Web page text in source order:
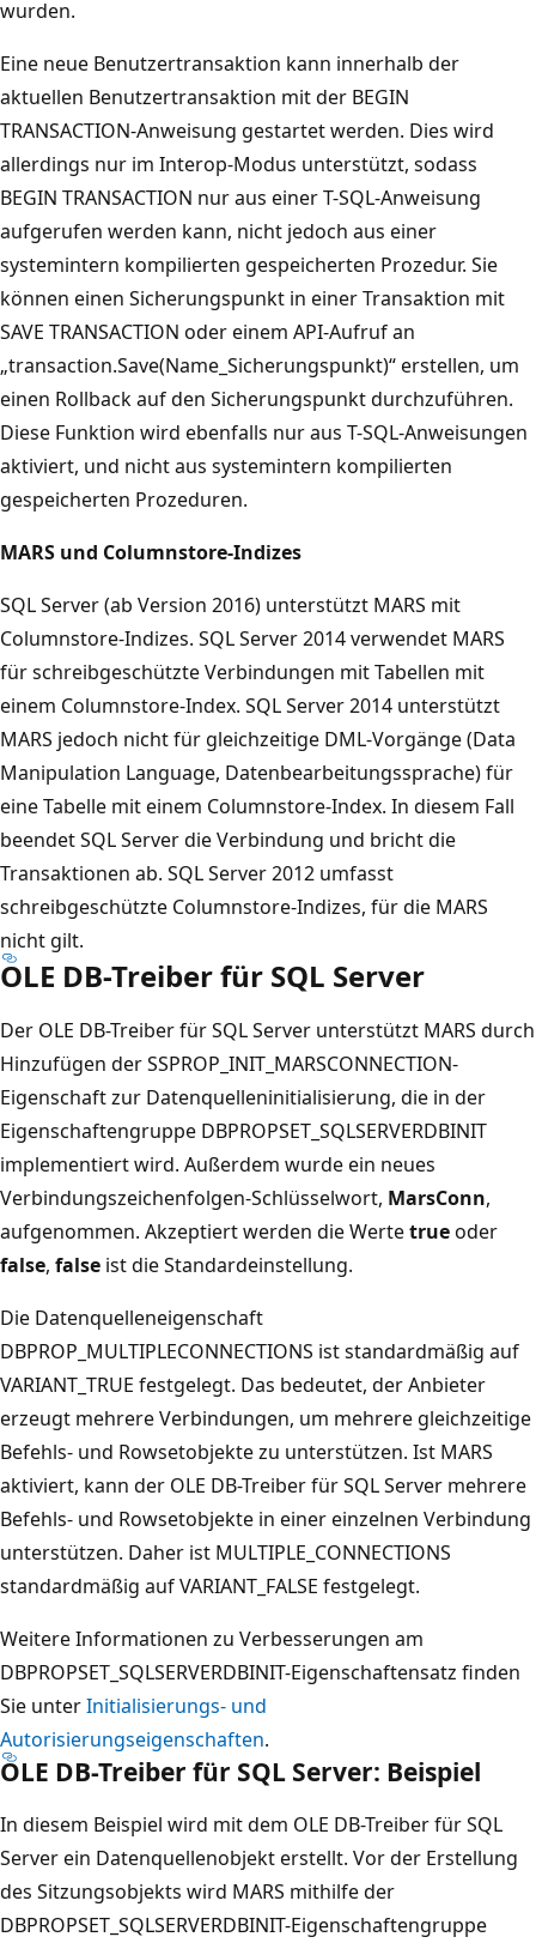
wurden.
Eine neue Benutzertransaktion kann innerhalb der
aktuellen Benutzertransaktion mit der BEGIN
TRANSACTION-Anweisung gestartet werden. Dies wird
allerdings nur im Interop-Modus unterstützt, sodass
BEGIN TRANSACTION nur aus einer T-SQL-Anweisung
aufgerufen werden kann, nicht jedoch aus einer
systemintern kompilierten gespeicherten Prozedur. Sie
können einen Sicherungspunkt in einer Transaktion mit
SAVE TRANSACTION oder einem API-Aufruf an
„transaction.Save(Name_Sicherungspunkt)“ erstellen, um
einen Rollback auf den Sicherungspunkt durchzuführen.
Diese Funktion wird ebenfalls nur aus T-SQL-Anweisungen
aktiviert, und nicht aus systemintern kompilierten
gespeicherten Prozeduren.
MARS und Columnstore-Indizes
SQL Server (ab Version 2016) unterstützt MARS mit
Columnstore-Indizes. SQL Server 2014 verwendet MARS
für schreibgeschützte Verbindungen mit Tabellen mit
einem Columnstore-Index. SQL Server 2014 unterstützt
MARS jedoch nicht für gleichzeitige DML-Vorgänge (Data
Manipulation Language, Datenbearbeitungssprache) für
eine Tabelle mit einem Columnstore-Index. In diesem Fall
beendet SQL Server die Verbindung und bricht die
Transaktionen ab. SQL Server 2012 umfasst
schreibgeschützte Columnstore-Indizes, für die MARS
nicht gilt.
OLE DB-Treiber für SQL Server
Der OLE DB-Treiber für SQL Server unterstützt MARS durch
Hinzufügen der SSPROP_INIT_MARSCONNECTION-
Eigenschaft zur Datenquelleninitialisierung, die in der
Eigenschaftengruppe DBPROPSET_SQLSERVERDBINIT
implementiert wird. Außerdem wurde ein neues
Verbindungszeichenfolgen-Schlüsselwort, MarsConn,
aufgenommen. Akzeptiert werden die Wertetrueoder
false, false ist die Standardeinstellung.
Die Datenquelleneigenschaft
DBPROP_MULTIPLECONNECTIONS ist standardmäßig auf
VARIANT_TRUE festgelegt. Das bedeutet, der Anbieter
erzeugt mehrere Verbindungen, um mehrere gleichzeitige
Befehls- und Rowsetobjekte zu unterstützen. Ist MARS
aktiviert, kann der OLE DB-Treiber für SQL Server mehrere
Befehls- und Rowsetobjekte in einer einzelnen Verbindung
unterstützen. Daher ist MULTIPLE_CONNECTIONS
standardmäßig auf VARIANT_FALSE festgelegt.
Weitere Informationen zu Verbesserungen am
DBPROPSET_SQLSERVERDBINIT-Eigenschaftensatz finden
Sie unterInitialisierungs- und
Autorisierungseigenschaften.
OLE DB-Treiber für SQL Server: Beispiel
In diesem Beispiel wird mit dem OLE DB-Treiber für SQL
Server ein Datenquellenobjekt erstellt. Vor der Erstellung
des Sitzungsobjekts wird MARS mithilfe der
DBPROPSET_SQLSERVERDBINIT-Eigenschaftengruppe